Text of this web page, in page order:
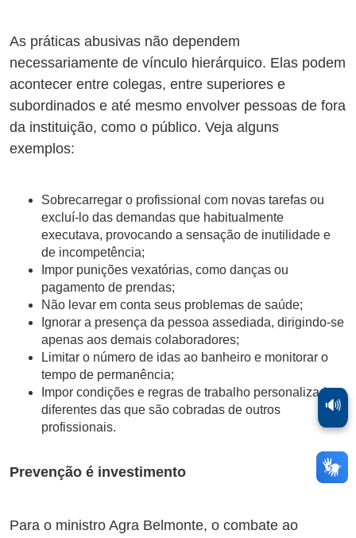
As práticas abusivas não dependem
necessariamente de vínculo hierárquico. Elas podem
acontecer entre colegas, entre superiores e
subordinados e até mesmo envolver pessoas de fora
da instituição, como o público. Veja alguns
exemplos:
Sobrecarregar o profissional com novas tarefas ou
excluí-lo das demandas que habitualmente
executava, provocando a sensação de inutilidade e
de incompetência;
Impor punições vexatórias, como danças ou
pagamento de prendas;
Não levar em conta seus problemas de saúde;
Ignorar a presença da pessoa assediada, dirigindo-se
apenas aos demais colaboradores;
Limitar o número de idas ao banheiro e monitorar o
tempo de permanência;
Impor condições e regras de trabalho personalizadas,
diferentes das que são cobradas de outros
profissionais.
Prevenção é investimento
Para o ministro Agra Belmonte, o combate ao
🔊